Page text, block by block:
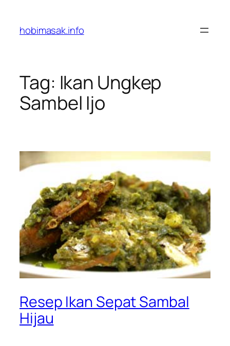
content
hobimasak.info
Tag: Ikan Ungkep
Sambel Ijo
Resep Ikan Sepat Sambal
Hijau